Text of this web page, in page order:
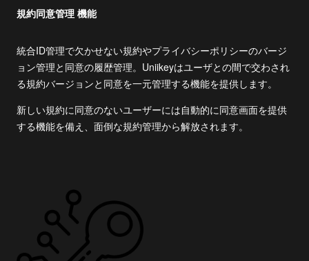
規約同意管理 機能
統合ID管理で欠かせない規約やプライバシーポリシーのバージ
ョン管理と同意の履歴管理。Uniikeyはユーザとの間で交わされ
る規約バージョンと同意を一元管理する機能を提供します。
新しい規約に同意のないユーザーには自動的に同意画面を提供
する機能を備え、面倒な規約管理から解放されます。